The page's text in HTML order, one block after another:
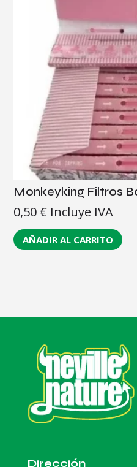
Monkeyking Filtros
0,50 € Incluye IVA
AÑADIR AL CARRITO
Dirección